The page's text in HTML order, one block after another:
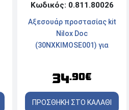
Κωδικός: 0.811.80026
Αξεσουάρ προστασίας kit
Nilox Doc
(30NXKIMOSE001) για
34.90€
ΠΡΟΣΘΗΚΗ ΣΤΟ ΚΑΛΑΘΙ